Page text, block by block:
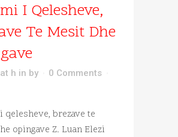
I Qelesheve,
Te Mesit Dhe
h in by
0 Comments
qelesheve, brezave te
opingave Z. Luan Elezi